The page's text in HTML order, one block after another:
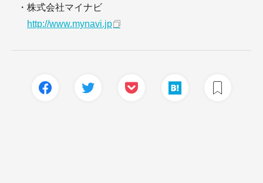
・株式会社マイナビ
http://www.mynavi.jp